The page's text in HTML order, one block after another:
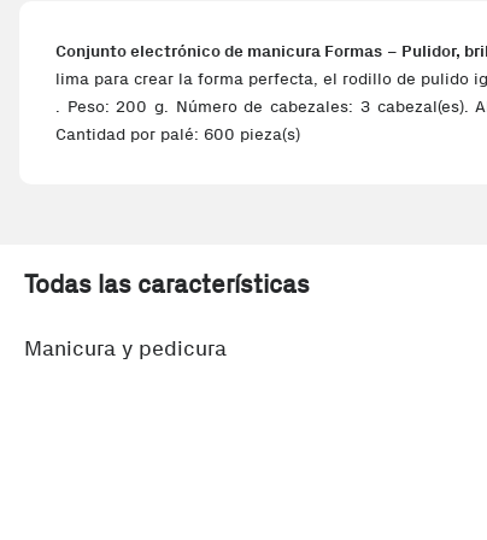
Conjunto electrónico de manicura Formas – Pulidor,
lima para crear la forma perfecta, el rodillo de pulido
. Peso: 200 g. Número de cabezales: 3
Cantidad por palé: 600 pieza(s)
Todas las características
Manicura y pedicura